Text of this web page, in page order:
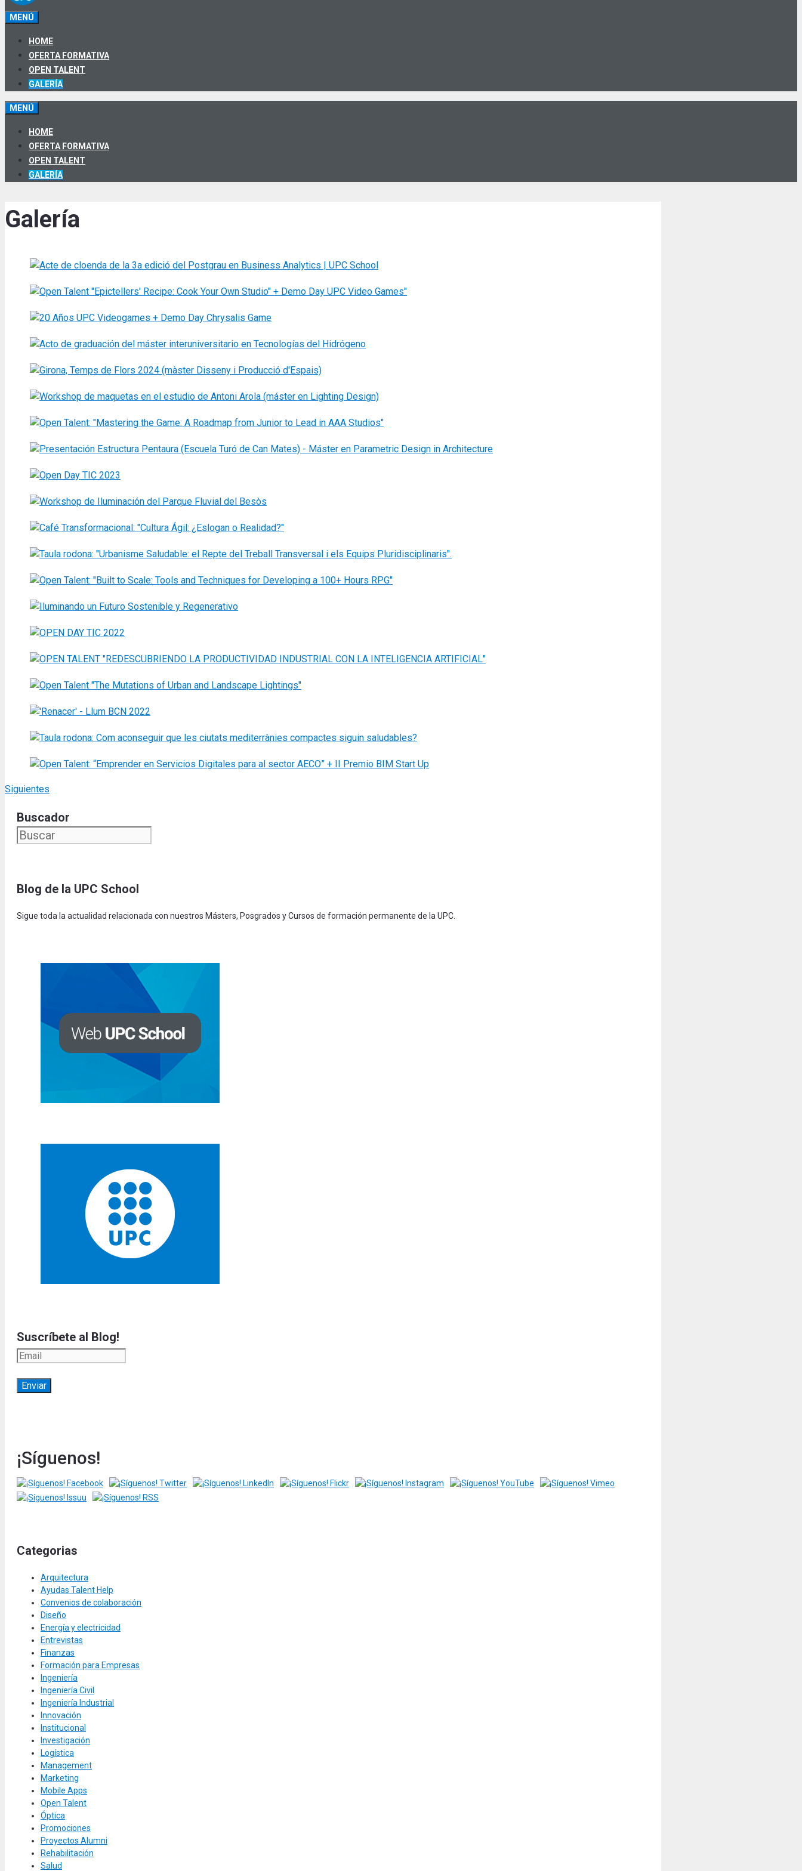
MENÚ
HOME
OFERTA FORMATIVA
OPEN TALENT
GALERÍA
MENÚ
HOME
OFERTA FORMATIVA
OPEN TALENT
GALERÍA
Galería
Siguientes
Buscador
Blog de la UPC School
Sigue toda la actualidad relacionada con nuestros Másters, Posgrados y Cursos de formación permanente de la UPC.
Suscríbete al Blog!
¡Síguenos!
Categorias
Arquitectura
Ayudas Talent Help
Convenios de colaboración
Diseño
Energía y electricidad
Entrevistas
Finanzas
Formación para Empresas
Ingeniería
Ingeniería Civil
Ingeniería Industrial
Innovación
Institucional
Investigación
Logística
Management
Marketing
Mobile Apps
Open Talent
Óptica
Promociones
Proyectos Alumni
Rehabilitación
Salud